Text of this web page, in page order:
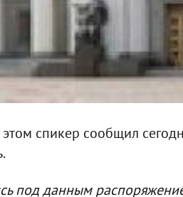
этом спикер сообщил
под данным